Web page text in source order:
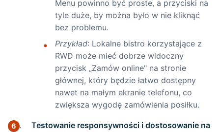
Menu powinno być proste, a przyciski na
tyle duże, by można było w nie kliknąć
bez problemu.
Przykład: Lokalne bistro korzystające z
RWD może mieć dobrze widoczny
przycisk „Zamów online" na stronie
głównej, który będzie łatwo dostępny
nawet na małym ekranie telefonu, co
zwiększa wygodę zamówienia posiłku.
Testowanie responsywności i dostosowanie na